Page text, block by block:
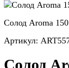
Солод Aroma
Артикул: